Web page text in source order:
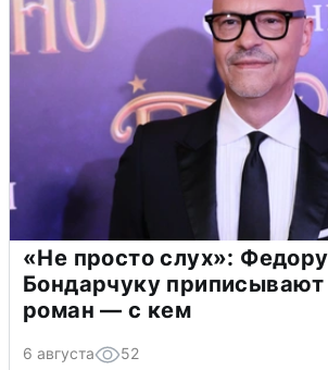
«Не просто слух»: Федору
Бондарчуку
роман — с кем
6 августа 52